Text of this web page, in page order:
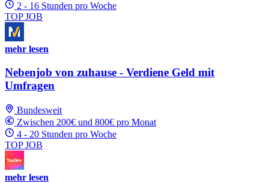
2 - 16 Stunden pro Woche
TOP JOB
mehr lesen
Nebenjob von zuhause - Verdiene Geld mit
Umfragen
Bundesweit
Zwischen 200€ und 800€ pro Monat
4 - 20 Stunden pro Woche
TOP JOB
mehr lesen